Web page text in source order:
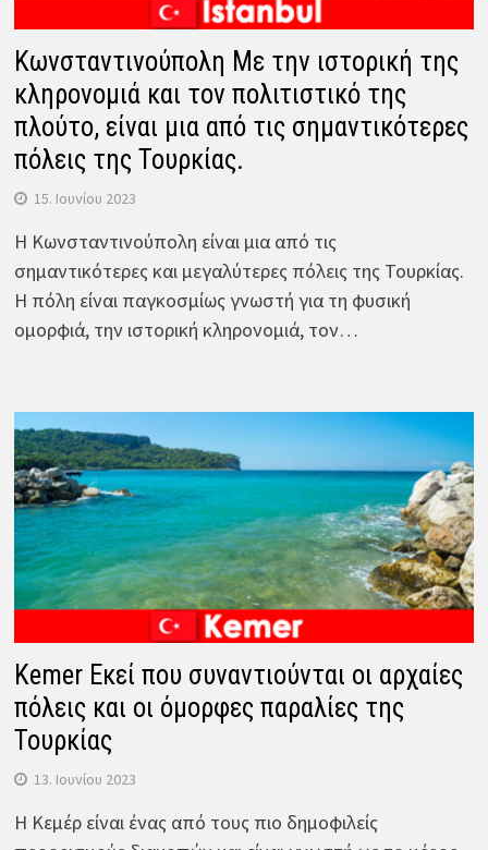
Κωνσταντινούπολη Με την ιστορική της
κληρονομιά και τον πολιτιστικό της
πλούτο, είναι μια από τις σημαντικότερες
πόλεις της Τουρκίας.
15. Ιουνίου 2023
Η Κωνσταντινούπολη είναι μια από τις
σημαντικότερες και μεγαλύτερες πόλεις της Τουρκίας.
Η πόλη είναι παγκοσμίως γνωστή για τη φυσική
ομορφιά, την ιστορική κληρονομιά, τον…
Kemer Εκεί που συναντιούνται οι αρχαίες
πόλεις και οι όμορφες παραλίες της
Τουρκίας
13. Ιουνίου 2023
Η Κεμέρ είναι ένας από τους πιο δημοφιλείς